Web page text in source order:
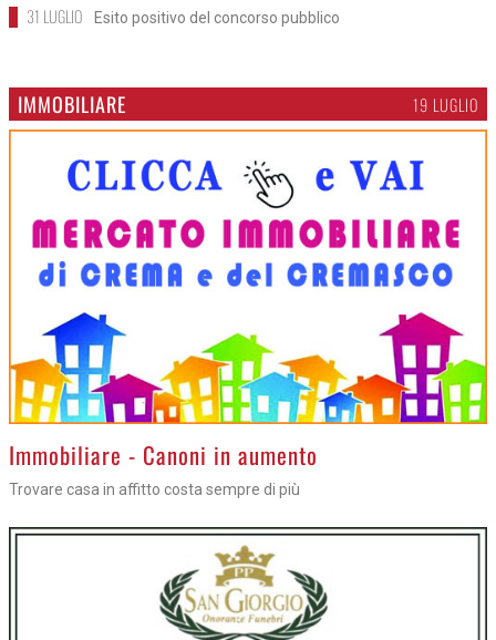
31 LUGLIO Esito positivo del concorso pubblico
IMMOBILIARE 19 LUGLIO
>Immobiliare - Canoni in aumento
Trovare casa in affitto costa sempre di più